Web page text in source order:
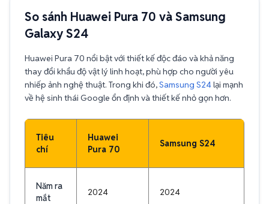
So sánh Huawei Pura 70 và Samsung
Galaxy S24
Huawei Pura 70 nổi bật với thiết kế độc đáo và khả năng
thay đổi khẩu độ vật lý linh hoạt, phù hợp cho người yêu
nhiếp ảnh nghệ thuật. Trong khi đó,Samsung S24lại mạnh
về hệ sinh thái Google ổn định và thiết kế nhỏ gọn hơn.
Tiêu
chí
Huawei
Pura 70
Samsung S24
Năm ra
mắt
2024 2024